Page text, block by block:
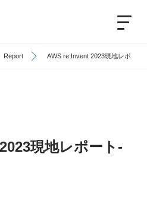
Report AWS re:Invent 2023現地レポー
現地レポート-